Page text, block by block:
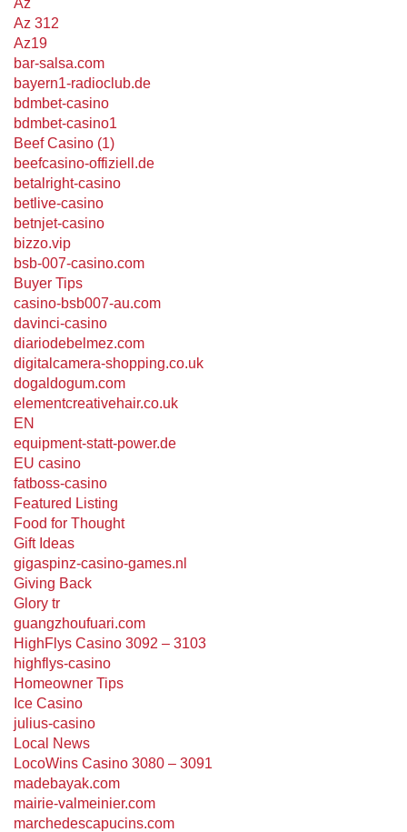
Az
Az 312
Az19
bar-salsa.com
bayern1-radioclub.de
bdmbet-casino
bdmbet-casino1
Beef Casino (1)
beefcasino-offiziell.de
betalright-casino
betlive-casino
betnjet-casino
bizzo.vip
bsb-007-casino.com
Buyer Tips
casino-bsb007-au.com
davinci-casino
diariodebelmez.com
digitalcamera-shopping.co.uk
dogaldogum.com
elementcreativehair.co.uk
EN
equipment-statt-power.de
EU casino
fatboss-casino
Featured Listing
Food for Thought
Gift Ideas
gigaspinz-casino-games.nl
Giving Back
Glory tr
guangzhoufuari.com
HighFlys Casino 3092 – 3103
highflys-casino
Homeowner Tips
Ice Casino
julius-casino
Local News
LocoWins Casino 3080 – 3091
madebayak.com
mairie-valmeinier.com
marchedescapucins.com